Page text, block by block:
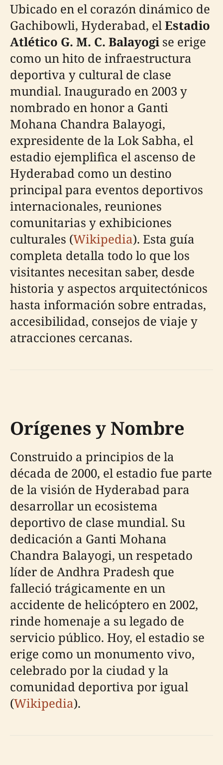
Ubicado en el corazón dinámico de
Gachibowli, Hyderabad, elEstadio
Atlético G. M. C. Balayogi se erige
como un hito de infraestructura
deportiva y cultural de clase
mundial. Inaugurado en 2003 y
nombrado en honor a Ganti
Mohana Chandra Balayogi,
expresidente de la Lok Sabha, el
estadio ejemplifica el ascenso de
Hyderabad como un destino
principal para eventos deportivos
internacionales, reuniones
comunitarias y exhibiciones
culturales (Wikipedia). Esta guía
completa detalla todo lo que los
visitantes necesitan saber, desde
historia y aspectos arquitectónicos
hasta información sobre entradas,
accesibilidad, consejos de viaje y
atracciones cercanas.
Orígenes y Nombre
Construido a principios de la
década de 2000, el estadio fue parte
de la visión de Hyderabad para
desarrollar un ecosistema
deportivo de clase mundial. Su
dedicación a Ganti Mohana
Chandra Balayogi, un respetado
líder de Andhra Pradesh que
falleció trágicamente en un
accidente de helicóptero en 2002,
rinde homenaje a su legado de
servicio público. Hoy, el estadio se
erige como un monumento vivo,
celebrado por la ciudad y la
comunidad deportiva por igual
(Wikipedia).